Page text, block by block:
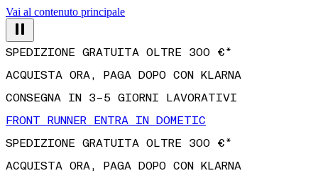
Vai al contenuto principale
ACQUISTA ORA, PAGA DOPO CON KLARNA
CONSEGNA IN 3–5 GIORNI LAVORATIVI
FRONT RUNNER ENTRA IN DOMETIC
SPEDIZIONE GRATUITA OLTRE 300 €*
ACQUISTA ORA, PAGA DOPO CON KLARNA
CONSEGNA IN 3–5 GIORNI LAVORATIVI